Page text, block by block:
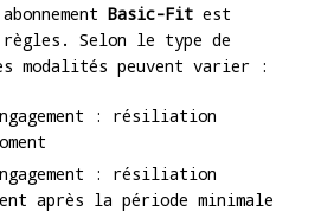
Basic-Fit est
règles. Selon le type de
modalités peuvent varier :
: résiliation
: résiliation
après la période minimale